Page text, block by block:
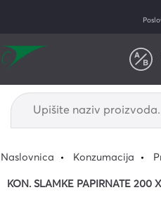
Naslovnica Konzumacija
KON. SLAMKE PAPIRNATE 200